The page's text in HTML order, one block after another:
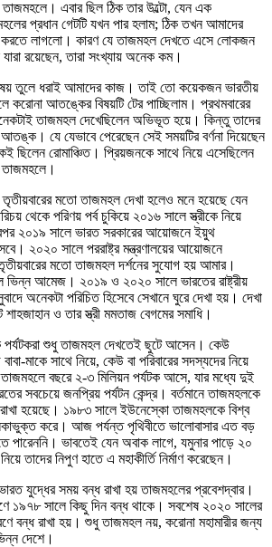
এবার ছিল ঠিক তার উল্টো, যেন এক
প্রধান গেটটি যখন পার হলাম; ঠিক তখন আমাদের
লাগলো। কারণ যে তাজমহল দেখতে এসে লোকজন
রয়েছেন, তারা সংখ্যায় অনেক কম।
বিষয় তুলে ধরাই আমাদের কাজ। তাই তো কয়েকজন ভারতীয়
করোনা আতঙ্কের বিষয়টি টের পাচ্ছিলাম। প্রথমবারের
তাজমহল দেখেছিলেন অভিভূত হয়ে। কিন্তু তাদের
যে যেভাবে পেরেছেন সেই সময়টির বর্ণনা দিয়েছেন
ছিলেন রোমাঞ্চিত। প্রিয়জনকে সাথে নিয়ে এসেছিলেন
তাজমহলে।
তৃতীয়বারের মতো তাজমহল দেখা হলেও মনে হয়েছে যেন
থেকে পরিণয় পর্ব চুকিয়ে ২০১৬ সালে স্ত্রীকে নিয়ে
২০১৯ সালে ভারত সরকারের আয়োজনে ইয়ুথ
২০২০ সালে পররাষ্ট্র মন্ত্রণালয়ের আয়োজনে
তৃতীয়বারের মতো তাজমহল দর্শনের সুযোগ হয় আমার।
ভিন্ন আমেজ। ২০১৯ ও ২০২০ সালে ভারতের রাষ্ট্রীয়
অনেকটা পরিচিত হিসেবে সেখানে ঘুরে দেখা হয়। দেখা
শাহজাহান ও তার স্ত্রী মমতাজ বেগমের সমাধি।
পর্যটকরা শুধু তাজমহল দেখতেই ছুটে আসেন। কেউ
মাকে সাথে নিয়ে, কেউ বা পরিবারের সদস্যদের নিয়ে
বছরে ২-৩ মিলিয়ন পর্যটক আসে, যার মধ্যে দুই
সবচেয়ে জনপ্রিয় পর্যটন কেন্দ্র। বর্তমানে তাজমহলকে
রাখা হয়েছে। ১৯৮৩ সালে ইউনেস্কো তাজমহলকে বিশ্ব
করে। আজ পর্যন্ত পৃথিবীতে ভালোবাসার এত বড়
পারেননি। ভাবতেই যেন অবাক লাগে, যমুনার পাড়ে ২০
তাদের নিপুণ হাতে এ মহাকীর্তি নির্মাণ করেছেন।
যুদ্ধের সময় বন্ধ রাখা হয় তাজমহলের প্রবেশদ্বার।
১৯৭৮ সালে কিছু দিন বন্ধ থাকে। সবশেষ ২০২০ সালের
বন্ধ রাখা হয়। শুধু তাজমহল নয়, করোনা মহামারীর জন্য
দেশে।